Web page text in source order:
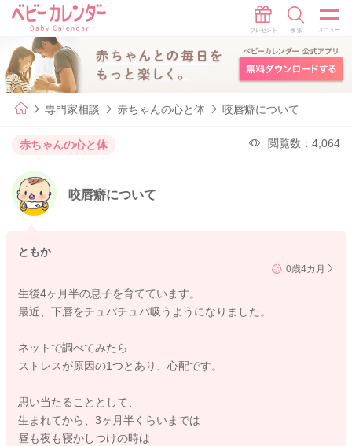
専門家相談 赤ちゃんの心と体 咬唇癖について
赤ちゃんの心と体 閲覧数：4,064
咬唇癖について
ともか
0歳4カ月
生後4ヶ月半の息子を育てています。
最近、下唇をチュパチュパ吸うようになりました。
ネットで調べてみたら
ストレスが原因の1つとあり、心配です。
思い当たることとして、
生まれてから、3ヶ月半くらいまでは
昼も夜も寝かしつけの時は